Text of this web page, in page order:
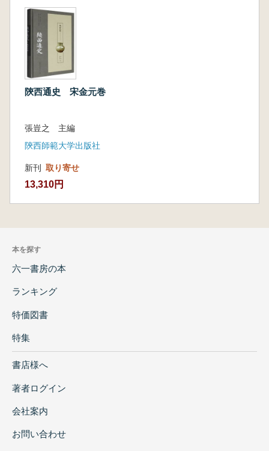
陝西通史 宋金元巻
張豈之 主編
陝西師範大学出版社
新刊 取り寄せ
13,310円
本を探す
六一書房の本
ランキング
特価図書
特集
書店様へ
著者ログイン
会社案内
お問い合わせ